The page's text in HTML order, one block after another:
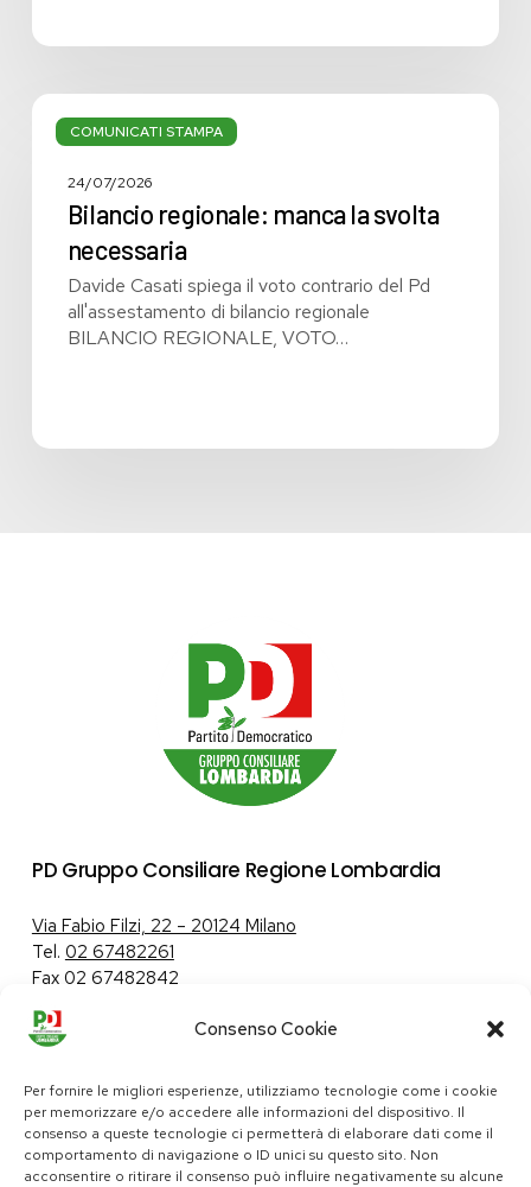
Consenso Cookie
Per fornire le migliori esperienze, utilizziamo tecnologie come i cookie
per memorizzare e/o accedere alle informazioni del dispositivo. Il
consenso a queste tecnologie ci permetterà di elaborare dati come il
comportamento di navigazione o ID unici su questo sito. Non
acconsentire o ritirare il consenso può influire negativamente su alcune
COMUNICATI STAMPA
Bilancio
regionale:
svolta
24/07/2026
Bilancio regionale: manca la svolta
necessaria
Davide Casati spiega il voto contrario del Pd
all'assestamento di bilancio regionale
BILANCIO REGIONALE, VOTO…
PD Gruppo Consiliare Regione Lombardia
Via Fabio Filzi, 22 – 20124 Milano
Tel. 02 67482261
Fax 02 67482842
Tutela dei dati personali|Politica sui cookie
pd@consiglio.regione.lombardia.it